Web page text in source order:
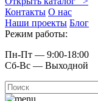
Контакты О нас
Наши проекты Блог
Режим работы:
Пн-Пт — 9:00-18:00
Сб-Вс — Выходной